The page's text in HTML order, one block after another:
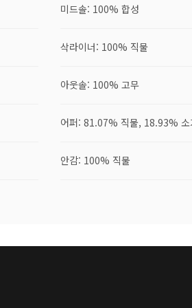
미드솔: 100% 합성
삭라이너: 100% 직물
아웃솔: 100% 고무
어퍼: 81.07% 직물, 18.93% 소
안감: 100% 직물